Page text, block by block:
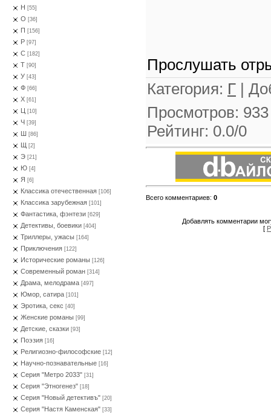
Н [55]
О [36]
П [156]
Р [97]
С [182]
Т [90]
У [43]
Ф [66]
Х [61]
Ц [10]
Ч [39]
Ш [86]
Щ [2]
Э [21]
Ю [4]
Я [6]
Классика отечественная [106]
Классика зарубежная [101]
Фантастика, фэнтези [629]
Детективы, боевики [404]
Триллеры, ужасы [164]
Приключения [122]
Исторические романы [126]
Современный роман [314]
Драма, мелодрама [497]
Юмор, сатира [101]
Эротика, секс [40]
Женские романы [99]
Детские, сказки [93]
Поэзия [16]
Религиозно-философские [12]
Научно-познавательные [16]
Серия "Метро 2033" [31]
Серия "Этногенез" [18]
Серия "Новый детективъ" [20]
Серия "Настя Каменская" [33]
Прослушать
Категория: Г |
Просмотров: 933
Рейтинг: 0.0/0
Всего комментариев: 0
Добавлять комментарии
[